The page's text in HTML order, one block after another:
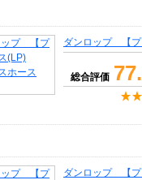
ダンロップ 【
総合評価
ダンロップ 【プ